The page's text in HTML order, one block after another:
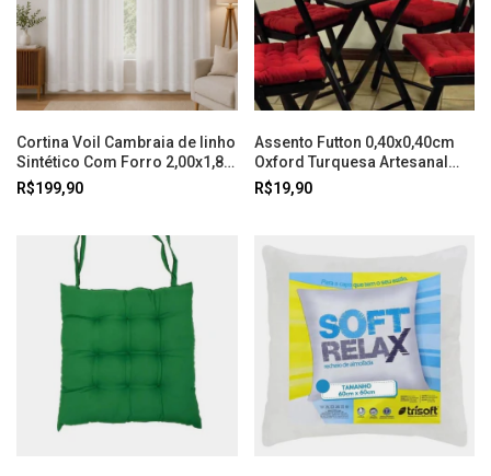
Cortina Voil Cambraia de linho
Sintético Com Forro 2,00x1,80
Branco Doural
R$199,90
Assento Futton 0,40x0,40cm
Oxford Turquesa Artesanal
Teares
R$19,90